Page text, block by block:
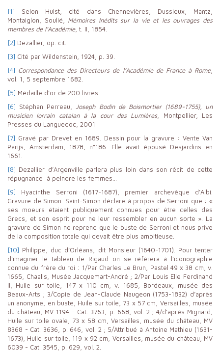
[1] Selon Hulst, cité dans Chennevières, Dussieux, Mantz,
Montaiglon, Soulié, Mémoires Inédits sur la vie et les ouvrages des
membres de l’Académie, t. II, 1854.
[2] Dezallier, op. cit.
[3] Cité par Wildenstein, 1924, p. 39.
[4] Correspondance des Directeurs de l’Académie de France à Rome,
vol. 1, 5 septembre 1682.
[5] Médaille d’or de 200 livres.
[6] Stéphan Perreau,Joseph Bodin de Boismortier (1689-1755), un
musicien lorrain catalan à la cour des Lumières, Montpellier, Les
Presses du Languedoc, 2001.
[7] Gravé par Drevet en 1689. Dessin pour la gravure : Vente Van
Parijs, Amsterdam, 1878, n°186. Elle avait épousé Desjardins en
1661.
[8] Dezallier d’Argenville parlera plus loin dans son récit de cette
répugnance à peindre les femmes…
[9] Hyacinthe Serroni (1617-1687), premier archevêque d’Albi.
Gravure de Simon. Saint-Simon déclare à propos de Serroni que : «
ses moeurs étaient publiquement connues pour être celles des
Grecs, et son esprit pour ne leur ressembler en aucun sorte ». La
gravure de Simon ne reprend que le buste de Serroni et nous prive
de la composition totale qui devait être plus ambitieuse.
[10] Philippe, duc d’Orléans, dit Monsieur (1640-1701). Pour tenter
d’imaginer le tableau de Rigaud on se réfèrera à l’iconographie
connue du frère du roi : 1/Par Charles Le Brun, Pastel 49 x 38 cm, v.
1665, Chaalis, Musée Jacquemart-André ; 2/Par Louis Elle Ferdinand
II, Huile sur toile, 147 x 110 cm, v. 1685, Bordeaux, musée des
Beaux-Arts ; 3/Copie de Jean-Claude Naugeon (1753-1832) d’après
un anonyme, en buste, Huile sur toile, 73 x 57 cm, Versailles, musée
du château, MV 1194 - Cat. 3763, p. 668, vol. 2 ; 4/d’après Mignard,
Huile sur toile ovale, 73 x 58 cm, Versailles, musée du château, MV
8368 - Cat. 3636, p. 646, vol. 2 ; 5/Attribué à Antoine Mathieu (1631-
1673), Huile sur toile, 119 x 92 cm, Versailles, musée du château, MV
6039 - Cat. 3545, p. 629, vol. 2.